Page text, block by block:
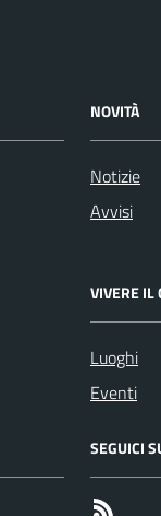
NOVITÀ
Notizie
Avvisi
VIVERE IL
Luoghi
Eventi
SEGUICI